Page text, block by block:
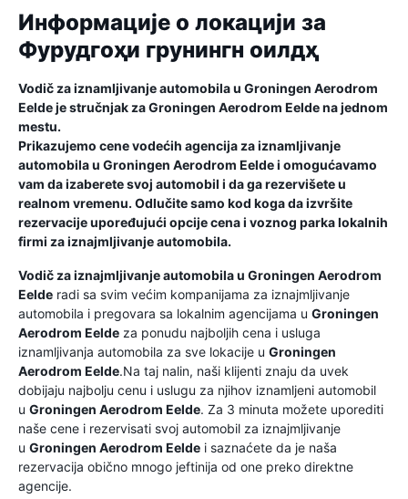
Информације о локацији за
Фурудгоҳи грунингн оилдҳ
Vodič za iznamljivanje automobila u Groningen Aerodrom
Eeldeje stručnjak zaGroningen Aerodrom Eeldena jednom
mestu.
Prikazujemo cene vodećih agencija za iznamljivanje
automobila u Groningen Aerodrom Eeldei omogućavamo
vam da izaberete svoj automobil i da ga rezervišete u
realnom vremenu. Odlučite samo kod koga da izvršite
rezervacije upoređujući opcije cena i voznog parka lokalnih
firmi za iznajmljivanje automobila.
Vodič za iznajmljivanje automobila u Groningen Aerodrom
Eelde radi sa svim većim kompanijama za iznajmljivanje
automobila i pregovara sa lokalnim agencijama u Groningen
Aerodrom Eelde za ponudu najboljih cena i usluga
iznamljivanja automobila za sve lokacije u Groningen
Aerodrom Eelde.Na taj nalin, naši klijenti znaju da uvek
dobijaju najbolju cenu i uslugu za njihov iznamljeni automobil
u Groningen Aerodrom Eelde. Za 3 minuta možete uporediti
naše cene i rezervisati svoj automobil za iznajmljivanje
u Groningen Aerodrom Eelde i saznaćete da je naša
rezervacija obično mnogo jeftinija od one preko direktne
agencije.